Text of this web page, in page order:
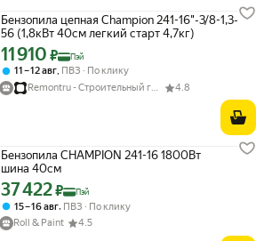
Бензопила цепная Champion 241-16"-3/8-1,3-
56 (1,8кВт 40см легкий старт 4,7кг)
Цена с картой Яндекс Пэй 11910 ₽ вместо
11 910 ₽ Пэй
11 – 12 авг ПВЗ
По клику
4.8
Бензопила CHAMPION 241-16 1800Вт
шина 40см
Цена с картой Яндекс Пэй 37422 ₽ вместо
37 422₽ Пэй
15 – 16 авг, ПВЗ
По клику
Roll & Paint
4.5